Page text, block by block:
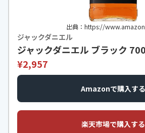
出典：https://
ジャックダニエル
ジャックダニエル ブラック
¥2,957
Amazonで購入する
楽天市場で購入する